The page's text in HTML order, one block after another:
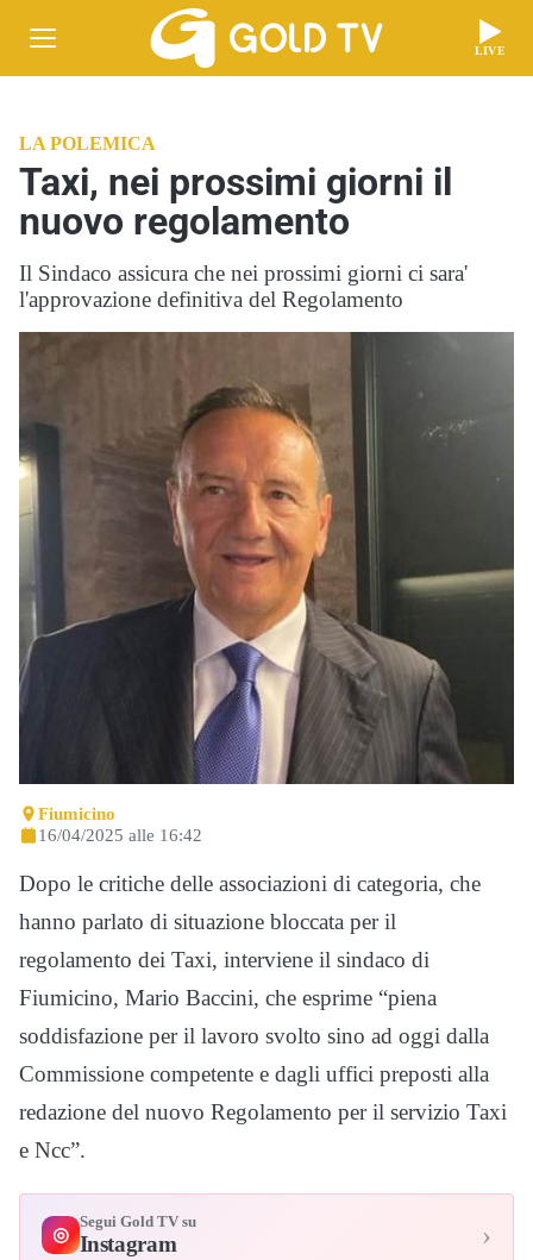
LIVE
LA POLEMICA
Taxi, nei prossimi giorni il
nuovo regolamento
Il Sindaco assicura che nei prossimi giorni ci sara'
l'approvazione definitiva del Regolamento
Fiumicino
16/04/2025 alle 16:42
Dopo le critiche delle associazioni di categoria, che
hanno parlato di situazione bloccata per il
regolamento dei Taxi, interviene il sindaco di
Fiumicino, Mario Baccini, che esprime “piena
soddisfazione per il lavoro svolto sino ad oggi dalla
Commissione competente e dagli uffici preposti alla
redazione del nuovo Regolamento per il servizio Taxi
e Ncc”.
◎
Segui Gold TV su
Instagram ›